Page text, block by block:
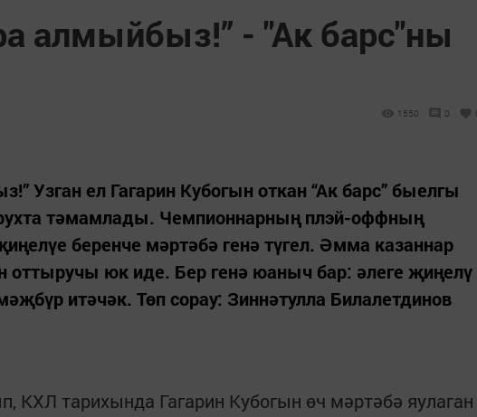
алмыйбыз!” - "Ак барс"ны
1550 0
Узган ел Гагарин Кубогын откан “Ак барс” быелгы
тәмамлады. Чемпионнарның плэй-оффның
беренче мәртәбә генә түгел. Әмма казаннар
оттыручы юк иде. Бер генә юаныч бар: әлеге җиңелү
итәчәк. Төп сорау: Зиннәтулла Билалетдинов
КХЛ тарихында Гагарин Кубогын өч мәртәбә яулаган